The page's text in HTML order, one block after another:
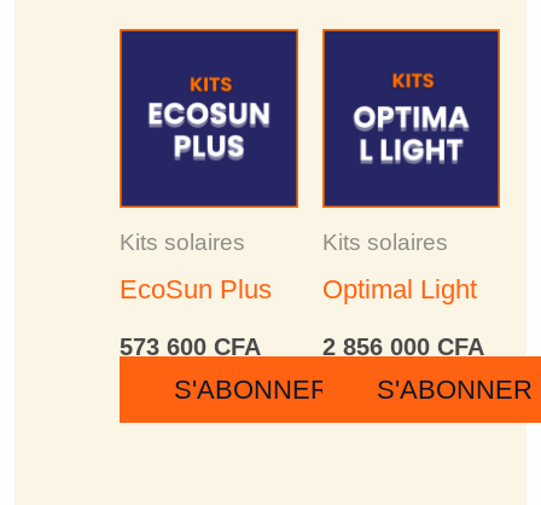
Kits solaires
EcoSun Plus
573 600CFA
S'ABONNER
Kits solaires
Optimal Light
2 856 000 CFA
S'ABONNER